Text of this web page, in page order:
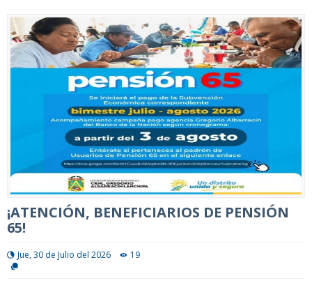
¡ATENCIÓN, BENEFICIARIOS DE PENSIÓN
65!
Jue, 30 de Julio del 2026 19